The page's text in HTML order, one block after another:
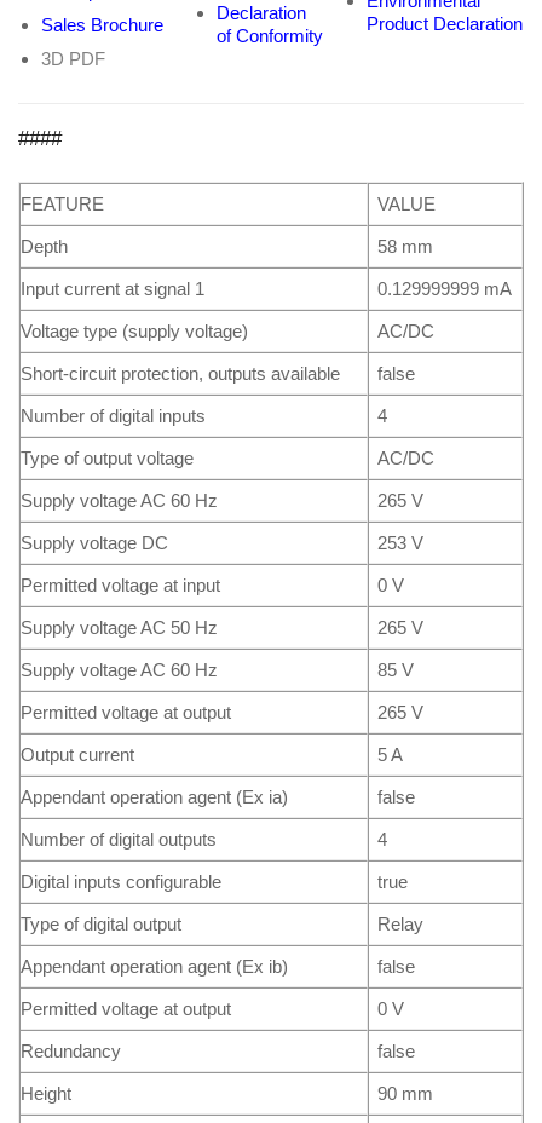
Sales Brochure
3D PDF
Declaration
of Conformity
Product Declaration
####
FEATURE VALUE
Depth 58 mm
Input current at signal 1 0.129999999 mA
Voltage type (supply voltage) AC/DC
Short-circuit protection, outputs available false
Number of digital inputs 4
Type of output voltage AC/DC
Supply voltage AC 60 Hz 265 V
Supply voltage DC 253 V
Permitted voltage at input 0 V
Supply voltage AC 50 Hz 265 V
Supply voltage AC 60 Hz 85 V
Permitted voltage at output 265 V
Output current 5 A
Appendant operation agent (Ex ia) false
Number of digital outputs 4
Digital inputs configurable true
Type of digital output Relay
Appendant operation agent (Ex ib) false
Permitted voltage at output 0 V
Redundancy false
Height 90 mm